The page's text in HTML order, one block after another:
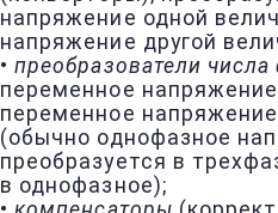
напряжение одной
напряжение другой
•преобразователи числа
переменное
переменное
(обычно однофазное
преобразуется в
в однофазное);